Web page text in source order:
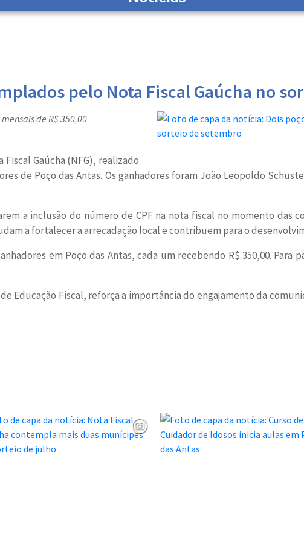
pelo Nota Fiscal Gaúcha no
de R$ 350,00
Gaúcha (NFG), realizado
de Poço das Antas. Os ganhadores foram João Leopoldo
a inclusão do número de CPF na nota fiscal no momento das
a fortalecer a arrecadação local e contribuem para o
em Poço das Antas, cada um recebendo R$ 350,00.
Educação Fiscal, reforça a importância do engajamento da